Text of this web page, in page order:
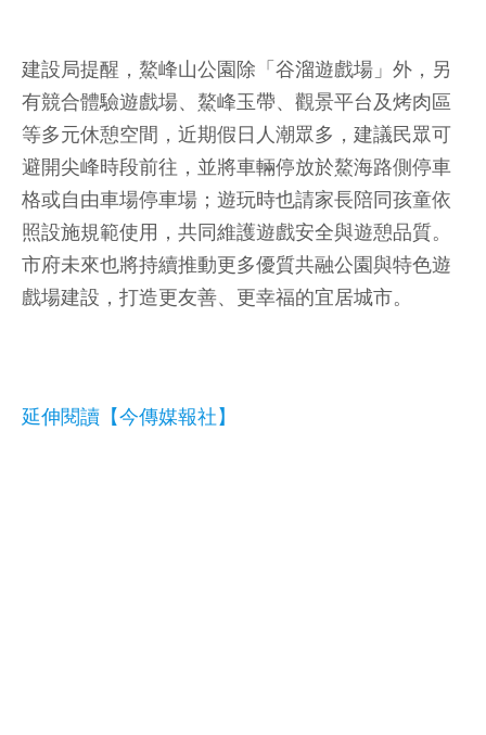
建設局提醒，鰲峰山公園除「谷溜遊戲場」外，另
有競合體驗遊戲場、鰲峰玉帶、觀景平台及烤肉區
等多元休憩空間，近期假日人潮眾多，建議民眾可
避開尖峰時段前往，並將車輛停放於鰲海路側停車
格或自由車場停車場；遊玩時也請家長陪同孩童依
照設施規範使用，共同維護遊戲安全與遊憩品質。
市府未來也將持續推動更多優質共融公園與特色遊
戲場建設，打造更友善、更幸福的宜居城市。
延伸閱讀【今傳媒報社】